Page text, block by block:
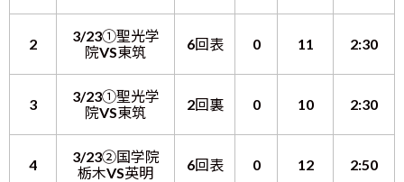
2
3/23①聖光学
院VS東筑
6回表 0 11 2:30
3
3/23①聖光学
院VS東筑
2回裏 0 10 2:30
4
3/23②国学院
栃木VS英明
6回表 0 12 2:50